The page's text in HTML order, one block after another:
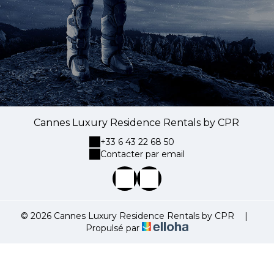
Cannes Luxury Residence Rentals by CPR
+33 6 43 22 68 50
Contacter par email
© 2026 Cannes Luxury Residence Rentals by CPR
|
Propulsé par